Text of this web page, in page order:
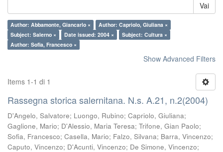
Vai
Author: Abbamonte, Giancarlo ×
Author: Capriolo, Giuliana ×
Subject: Salerno ×
Date issued: 2004 ×
Subject: Cultura ×
Author: Sofia, Francesco ×
Show Advanced Filters
Items 1-1 di 1
Rassegna storica salernitana. N.s. A.21, n.2(2004)
D'Angelo, Salvatore; Luongo, Rubino; Capriolo, Giuliana;
Gaglione, Mario; D'Alessio, Maria Teresa; Trifone, Gian Paolo;
Sofia, Francesco; Casella, Mario; Falzo, Silvana; Barra, Vincenzo;
Caputo, Vincenzo; D'Acunti, Vincenzo; De Simone, Vincenzo;